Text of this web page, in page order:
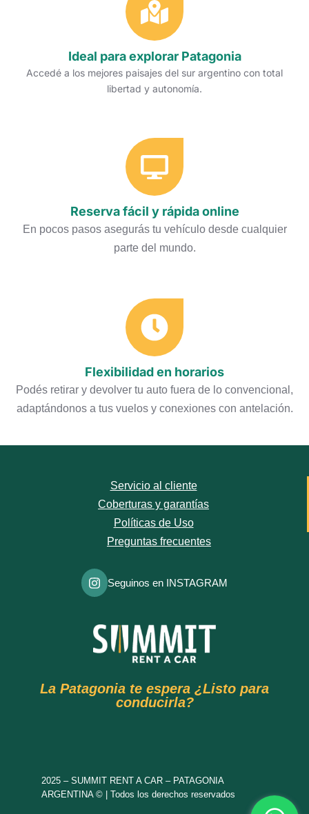
Ideal para explorar Patagonia
Accedé a los mejores paisajes del sur argentino con total
libertad y autonomía.
Reserva fácil y rápida online
En pocos pasos asegurás tu vehículo desde cualquier
parte del mundo.
Flexibilidad en horarios
Podés retirar y devolver tu auto fuera de lo convencional,
adaptándonos a tus vuelos y conexiones con antelación.
Servicio al cliente
Coberturas y garantías
Políticas de Uso
Preguntas frecuentes
Seguinos en INSTAGRAM
La Patagonia te espera ¿Listo para
conducirla?
2025 – SUMMIT RENT A CAR – PATAGONIA
ARGENTINA © | Todos los derechos reservados